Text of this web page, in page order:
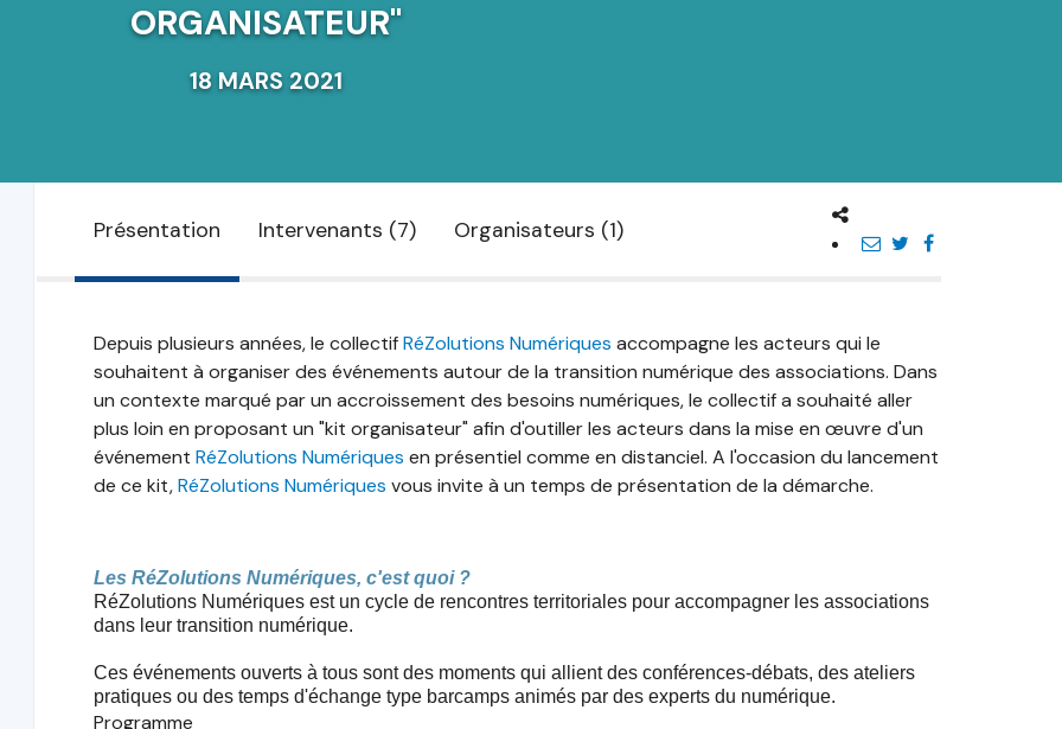
ORGANISATEUR"
18 MARS 2021
Présentation Intervenants (7) Organisateurs (1)
Depuis plusieurs années, le collectifRéZolutions Numériques accompagne les acteurs qui le
souhaitent à organiser des événements autour de la transition numérique des associations. Dans
un contexte marqué par un accroissement des besoins numériques, le collectif a souhaité aller
plus loin en proposant un "kit organisateur" afin d'outiller les acteurs dans la mise en œuvre d'un
événement RéZolutions Numériques en présentiel comme en distanciel. A l'occasion du lancement
de ce kit,RéZolutions Numériques vous invite à un temps de présentation de la démarche.
Les RéZolutions Numériques, c'est quoi ?
RéZolutions Numériques est un cycle de rencontres territoriales pour accompagner les associations
dans leur transition numérique.
Ces événements ouverts à tous sont des moments qui allient des conférences-débats, des ateliers
pratiques ou des temps d'échange type barcamps animés par des experts du numérique.
Programme